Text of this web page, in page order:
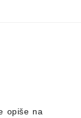
opiše na